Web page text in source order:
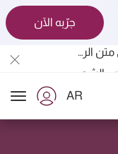
جرّبه الآن
المسافرون بين الدوحة وأوكلاند على متن الرحلات الجوية رقم QR914 ورقم QR915
18 يونيو 2026: تحديثات خاصة باصطحاب الشواحن المحمولة أثناء السفر
الخطوط الجوية القطرية تعزز شبكة وجهاتها العالمية لتشمل ما يزيد عن 160 وجهة
AR